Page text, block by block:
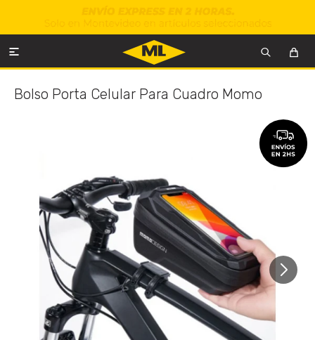

Bolso Porta Celular Para Cuadro Momo